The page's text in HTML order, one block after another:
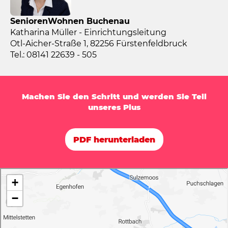
SeniorenWohnen Buchenau
Katharina Müller - Einrichtungsleitung
Otl-Aicher-Straße 1, 82256 Fürstenfeldbruck
Tel.: 08141 22639 - 505
Machen Sie den Schritt und werden Sie Teil
unseres Plus
PDF herunterladen